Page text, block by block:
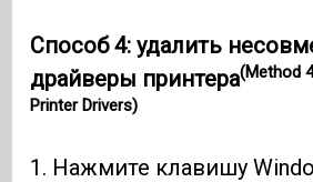
Способ 4: удалить
драйверы принтера(Method
Printer Drivers)
1. Нажмите клавишу